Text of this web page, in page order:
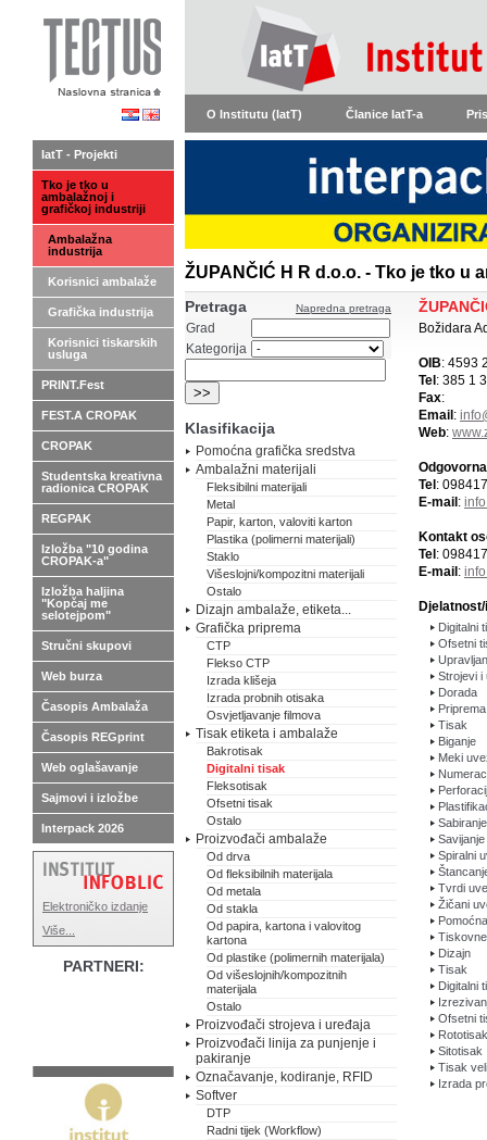
O Institutu (IatT) Članice IatT-a
ŽUPANČIĆ H R d.o.o. - Tko je tko u
Napredna pretraga
Pretraga
Grad
Kategorija
Klasifikacija
Pomoćna grafička sredstva
Ambalažni materijali
Fleksibilni materijali
Metal
Papir, karton, valoviti karton
Plastika (polimerni materijali)
Staklo
Višeslojni/kompozitni materijali
Ostalo
Dizajn ambalaže, etiketa...
Grafička priprema
CTP
Flekso CTP
Izrada klišeja
Izrada probnih otisaka
Osvjetljavanje filmova
Tisak etiketa i ambalaže
Bakrotisak
Digitalni tisak
Fleksotisak
Ofsetni tisak
Ostalo
Proizvođači ambalaže
Od drva
Od fleksibilnih materijala
Od metala
Od stakla
Od papira, kartona i valovitog
kartona
Od plastike (polimernih materijala)
Od višeslojnih/kompozitnih
materijala
Ostalo
Proizvođači strojeva i uređaja
Proizvođači linija za punjenje i
pakiranje
Označavanje, kodiranje, RFID
Softver
DTP
Radni tijek (Workflow)
Božidara
OIB: 4593
Tel : 385 1
Fax:
Email :
Web:
Tel :
E-mail :
Kontakt
Tel :
E-mail :
Djelatnost/i
Digitalni
Ofsetni
Strojevi i
Dorada
Priprema
Tisak
Biganje
Meki
Spiralni
Tvrdi
Žičani
Dizajn
Tisak
Digitalni
Ofsetni
Rototisak
Sitotisak
Tisak
Izrada
IatT - Projekti
Tko je tko u
ambalažnoj i
grafičkoj industriji
Ambalažna
industrija
Korisnici ambalaže
Grafička industrija
Korisnici tiskarskih
usluga
PRINT.Fest
FEST.A CROPAK
CROPAK
Studentska kreativna
radionica CROPAK
REGPAK
Izložba "10 godina
CROPAK-a"
Izložba haljina
"Kopčaj me
selotejpom"
Stručni skupovi
Web burza
Časopis Ambalaža
Časopis REGprint
Web oglašavanje
Sajmovi i izložbe
Interpack 2026
Elektroničko izdanje
Više...
PARTNERI: